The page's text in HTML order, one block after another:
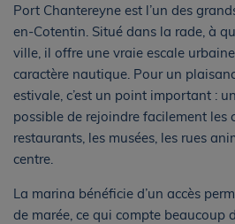
Port Chantereyne est l’un des
en-Cotentin. Situé dans la rade, à
ville, il offre une vraie escale
caractère nautique. Pour un
estivale, c’est un point important :
possible de rejoindre facilement les
restaurants, les musées, les rues
centre.
La marina bénéficie d’un accès
de marée, ce qui compte beaucoup